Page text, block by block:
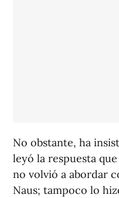
No obstante, ha
leyó la respuesta
no volvió a abordar
Naus; tampoco lo